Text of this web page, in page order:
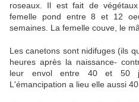
roseaux. Il est fait de
femelle pond entre 8 et 12
semaines. La femelle couve, le
Les canetons sont nidifuges (ils
heures après la naissance-
leur envol entre 40 et 50
L'émancipation a lieu elle aussi